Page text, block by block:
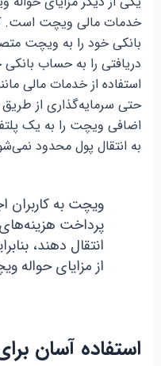
خدمات مالی ویچت است.
بانکی خود را به ویچت
دریافتی را به حساب
استفاده از خدمات مالی
حتی سرمایه‌گذاری از
اضافی ویچت را به یک
به انتقال پول محدود
ویچت به کاربران
پرداخت
انتقال دهند،
از مزایای حواله
استفاده آسان